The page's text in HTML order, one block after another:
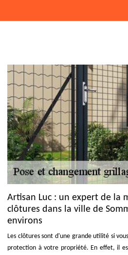
Artisan Luc : un expert de la
clôtures dans la ville de
environs
Les clôtures sont d'une grande utilité si
protection à votre propriété. En effet, il